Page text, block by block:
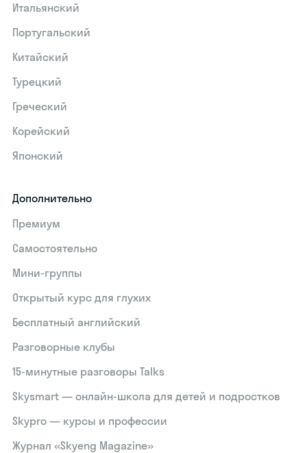
Итальянский
Португальский
Китайский
Турецкий
Греческий
Корейский
Японский
Дополнительно
Премиум
Самостоятельно
Мини-группы
Открытый курс для глухих
Бесплатный английский
Разговорные клубы
15‑минутные разговоры Talks
Skysmart — онлайн-школа для детей и подростков
Skypro — курсы и профессии
Журнал «Skyeng Magazine»